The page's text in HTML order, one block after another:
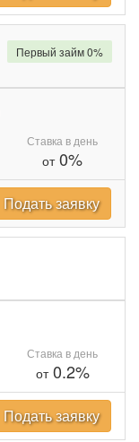
Ставка в день
от0%
Первый займ 0%
Подать заявку
Ставка в день
от0.2%
Подать заявку